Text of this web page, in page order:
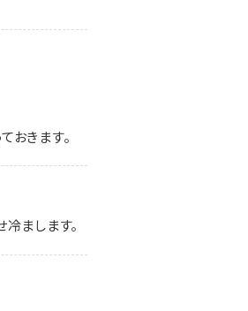
おきます。
まします。